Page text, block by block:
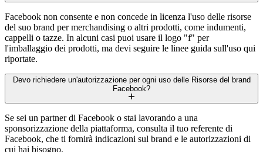
Facebook non consente e non concede in licenza l'uso delle risorse
del suo brand per merchandising o altri prodotti, come indumenti,
cappelli o tazze. In alcuni casi puoi usare il logo "f" per
l'imballaggio dei prodotti, ma devi seguire le linee guida sull'uso qui
riportate.
Devo richiedere un'autorizzazione per ogni uso delle Risorse del brand
Facebook?
Se sei un partner di Facebook o stai lavorando a una
sponsorizzazione della piattaforma, consulta il tuo referente di
Facebook, che ti fornirà indicazioni sul brand e le autorizzazioni di
cui hai bisogno.